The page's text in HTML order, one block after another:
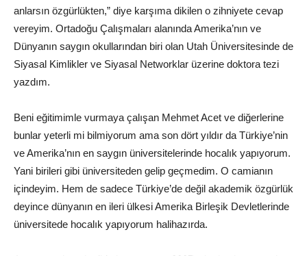
anlarsın özgürlükten,” diye karşıma dikilen o zihniyete cevap
vereyim. Ortadoğu Çalışmaları alanında Amerika’nın ve
Dünyanın saygın okullarından biri olan Utah Üniversitesinde de
Siyasal Kimlikler ve Siyasal Networklar üzerine doktora tezi
yazdım.
Beni eğitimimle vurmaya çalışan Mehmet Acet ve diğerlerine
bunlar yeterli mi bilmiyorum ama son dört yıldır da Türkiye’nin
ve Amerika’nın en saygın üniversitelerinde hocalık yapıyorum.
Yani birileri gibi üniversiteden gelip geçmedim. O camianın
içindeyim. Hem de sadece Türkiye’de değil akademik özgürlük
deyince dünyanın en ileri ülkesi Amerika Birleşik Devletlerinde
üniversitede hocalık yapıyorum halihazırda.